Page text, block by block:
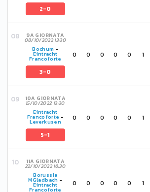
2-0
9A GIORNATA
08/10/2022 13:30
Bochum -
Eintracht
Francoforte
3-0
0 0 0 0 0 1
10A GIORNATA
15/10/2022 13:30
Eintracht
Francoforte -
Leverkusen
5-1
0 0 0 0 0 1
11A GIORNATA
22/10/2022 16:30
Borussia
MGladbach -
Eintracht
Francoforte
0 0 0 0 0 1